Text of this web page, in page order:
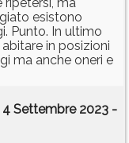
ripetersi, ma
esistono
Punto. In ultimo
in posizioni
ma anche oneri e
4 Settembre 2023 -